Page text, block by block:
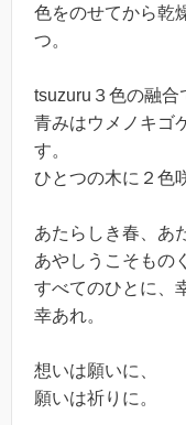
色をのせてから乾
つ。
tsuzuru３色の融合
青みはウメノキゴ
す。
ひとつの木に２色
あたらしき春、あ
あやしうこそもの
すべてのひとに、
幸あれ。
想いは願いに、
願いは祈りに。